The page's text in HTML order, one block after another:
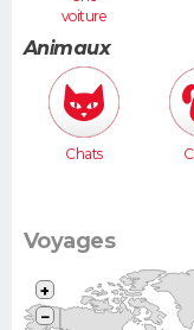
voiture
moyenne
(Megane,
307...)
Animaux
Chats
Voyages
+
−